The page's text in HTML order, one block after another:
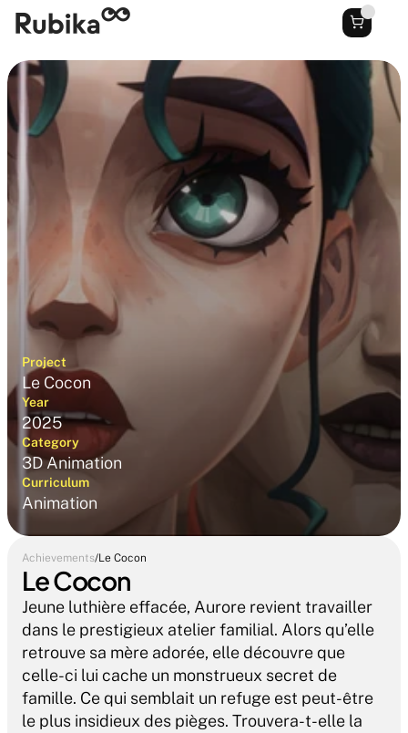
Project
Le Cocon
Year
2025
Category
3D Animation
Curriculum
Animation
Achievements/Le Cocon
Le Cocon
Jeune luthière effacée, Aurore revient travailler
dans le prestigieux atelier familial. Alors qu’elle
retrouve sa mère adorée, elle découvre que
celle-ci lui cache un monstrueux secret de
famille. Ce qui semblait un refuge est peut-être
le plus insidieux des pièges. Trouvera-t-elle la